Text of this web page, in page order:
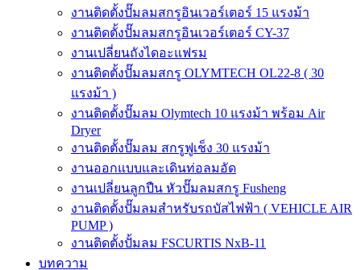
งานติดตั้งปั๊มลมสกรูอินเวอร์เตอร์ 15 แรงม้า
งานติดตั้งปั๊มลมสกรูอินเวอร์เตอร์ CY-37
งานเปลี่ยนถังไดอะแฟรม
งานติดตั้งปั๊มลมสกรู OLYMTECH OL22-8 ( 30
แรงม้า )
งานติดตั้งปั๊มลม Olymtech 10 แรงม้า พร้อม Air
Dryer
งานติดตั้งปั๊มลม สกรูฟูเช็ง 30 แรงม้า
งานออกแบบและเดินท่อลมอัด
งานเปลี่ยนลูกปืน หัวปั๊มลมสกรู Fusheng
งานติดตั้งปั๊มลมสำหรับรถบัสไฟฟ้า ( VEHICLE AIR
PUMP )
งานติดตั้งปั้มลม FSCURTIS NxB-11
บทความ